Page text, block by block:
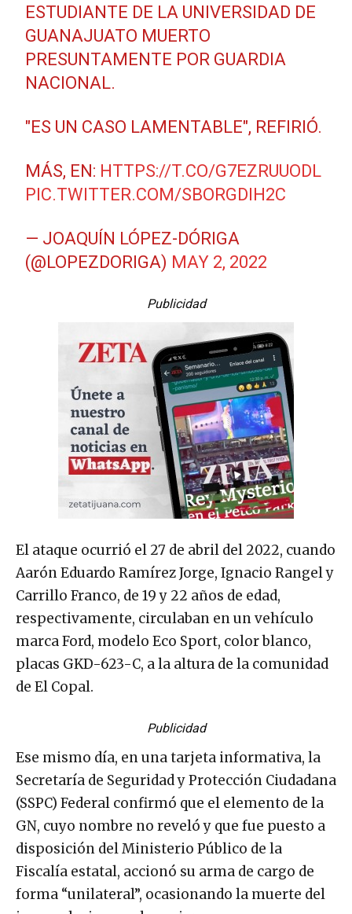
ESTUDIANTE DE LA UNIVERSIDAD DE
GUANAJUATO MUERTO
PRESUNTAMENTE POR GUARDIA
NACIONAL.
"ES UN CASO LAMENTABLE", REFIRIÓ.
MÁS, EN: HTTPS://T.CO/G7EZRUUODL
PIC.TWITTER.COM/SBORGDIH2C
— JOAQUÍN LÓPEZ-DÓRIGA
(@LOPEZDORIGA) MAY 2, 2022
Publicidad
El ataque ocurrió el 27 de abril del 2022, cuando
Aarón Eduardo Ramírez Jorge, Ignacio Rangel y
Carrillo Franco, de 19 y 22 años de edad,
respectivamente, circulaban en un vehículo
marca Ford, modelo Eco Sport, color blanco,
placas GKD-623-C, a la altura de la comunidad
de El Copal.
Publicidad
Ese mismo día, en una tarjeta informativa, la
Secretaría de Seguridad y Protección Ciudadana
(SSPC) Federal confirmó que el elemento de la
GN, cuyo nombre no reveló y que fue puesto a
disposición del Ministerio Público de la
Fiscalía estatal, accionó su arma de cargo de
forma “unilateral”, ocasionando la muerte del